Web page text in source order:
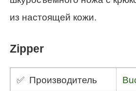
из настоящей кожи.
Zipper
✅ Производитель